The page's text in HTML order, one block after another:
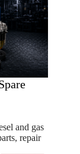
and gas
repair